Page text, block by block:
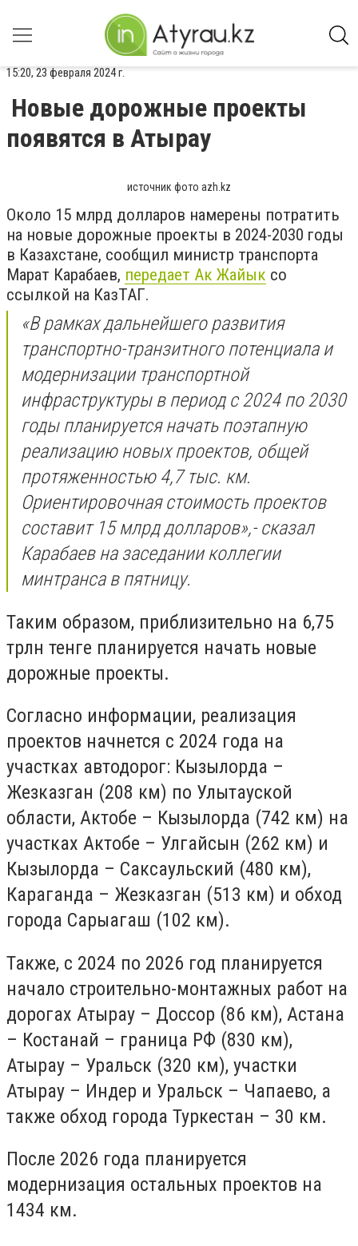
15:20, 23 февраля 2024 г.
Новые дорожные проекты
появятся в Атырау
источник фото azh.kz
Около 15 млрд долларов намерены потратить
на новые дорожные проекты в 2024-2030 годы
в Казахстане, сообщил министр транспорта
Марат Карабаев, передает Ак Жайык со
ссылкой на КазТАГ.
«В рамках дальнейшего развития
транспортно-транзитного потенциала и
модернизации транспортной
инфраструктуры в период с 2024 по 2030
годы планируется начать поэтапную
реализацию новых проектов, общей
протяженностью 4,7 тыс. км.
Ориентировочная стоимость проектов
составит 15 млрд долларов»,- сказал
Карабаев на заседании коллегии
минтранса в пятницу.
Таким образом, приблизительно на 6,75
трлн тенге планируется начать новые
дорожные проекты.
Согласно информации, реализация
проектов начнется с 2024 года на
участках автодорог: Кызылорда –
Жезказган (208 км) по Улытауской
области, Актобе – Кызылорда (742 км) на
участках Актобе – Улгайсын (262 км) и
Кызылорда – Саксаульский (480 км),
Караганда – Жезказган (513 км) и обход
города Сарыагаш (102 км).
Также, с 2024 по 2026 год планируется
начало строительно-монтажных работ на
дорогах Атырау – Доссор (86 км), Астана
– Костанай – граница РФ (830 км),
Атырау – Уральск (320 км), участки
Атырау – Индер и Уральск – Чапаево, а
также обход города Туркестан – 30 км.
После 2026 года планируется
модернизация остальных проектов на
1434 км.